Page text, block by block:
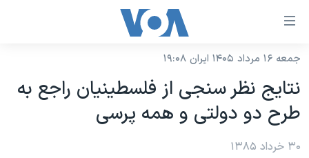
لینکهای
دسترسی
جهش
محتوای
اصلی
نسخه سبک وب‌سایت
موضوع ها
ایران
برنامه های تلویزیونی
جمعه ۱۶ مرداد ۱۴۰۵ ایران ۱۹:۰۸
نتايج نظر سنجی از فلسطينيان راجع به
طرح دو دولتی و همه پرسی
۳۰ خرداد ۱۳۸۵